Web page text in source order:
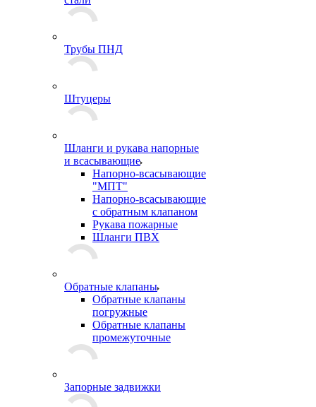
Трубы ПНД
Штуцеры
Шланги и рукава напорные
и всасывающие
Напорно-всасывающие
"МПТ"
Напорно-всасывающие
с обратным клапаном
Рукава пожарные
Шланги ПВХ
Обратные клапаны
Обратные клапаны
погружные
Обратные клапаны
промежуточные
Запорные задвижки